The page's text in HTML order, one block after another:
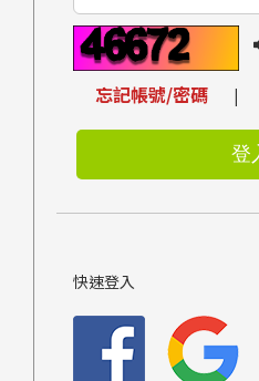
忘記帳號/密碼 |
快速登入